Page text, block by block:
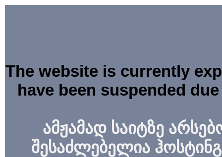
The website is currently
have been suspended
ამჟამად საიტზე
შესაძლებელია